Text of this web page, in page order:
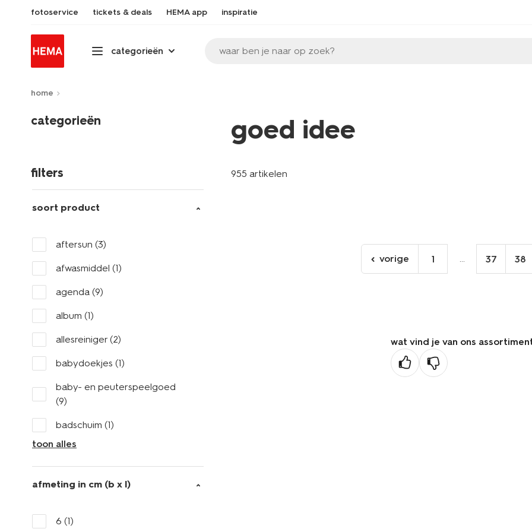
fotoservice tickets & deals HEMA app inspiratie
categorieën waar ben je naar op zoek?
home
categorieën
filters
soort product
aftersun (3)
afwasmiddel (1)
agenda (9)
album (1)
allesreiniger (2)
babydoekjes (1)
baby- en peuterspeelgoed
(9)
badschuim (1)
toon alles
afmeting in cm (b x l)
6 (1)
goed idee
955 artikelen
ga
naar
vorige 1 ... 37 38
wat vind je van ons